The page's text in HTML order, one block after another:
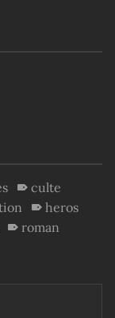
culte
heros
roman